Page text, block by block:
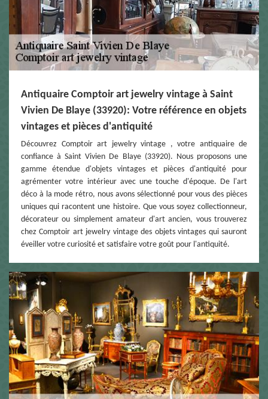
Antiquaire Comptoir art jewelry vintage à Saint
Vivien De Blaye (33920): Votre référence en objets
vintages et pièces d'antiquité
Découvrez Comptoir art jewelry vintage , votre antiquaire de
confiance à Saint Vivien De Blaye (33920). Nous proposons une
gamme étendue d'objets vintages et pièces d'antiquité pour
agrémenter votre intérieur avec une touche d'époque. De l'art
déco à la mode rétro, nous avons sélectionné pour vous des pièces
uniques qui racontent une histoire. Que vous soyez collectionneur,
décorateur ou simplement amateur d'art ancien, vous trouverez
chez Comptoir art jewelry vintage des objets vintages qui sauront
éveiller votre curiosité et satisfaire votre goût pour l'antiquité.